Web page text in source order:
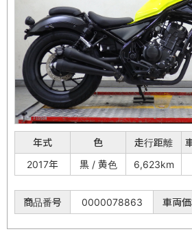
年式 色 走行距離
2017年
黒 / 黄色 6,623km
商品番号 0000078863 車両